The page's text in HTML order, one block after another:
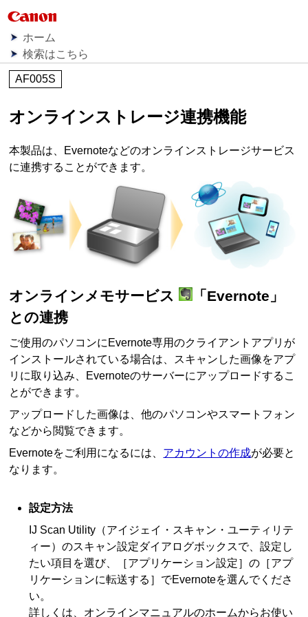
ホーム
検索はこちら
AF005S
オンラインストレージ連携機能
本製品は、 Evernoteなどのオンラインストレージサービス
に連携することができます。
オンラインメモサービス 「Evernote 」
との連携
ご使用のパソコンに Evernote専用のクライアントアプリが
インストールされている場合は、スキャンした画像をアプ
リに取り込み、 Evernoteのサーバーにアップロードするこ
とができます。
アップロードした画像は、他のパソコンやスマートフォン
などから閲覧できます。
Evernoteをご利用になるには、 アカウントの作成が必要と
なります。
設定方法
IJ Scan Utility （アイジェイ・スキャン・ユーティリテ
ィー）のスキャン設定ダイアログボックスで、設定し
たい項目を選び、
［アプリケーション設定］の ［アプ
リケーションに転送する］ でEvernoteを選んでくださ
い。
詳しくは、 オンラインマニュアルのホームからお使い